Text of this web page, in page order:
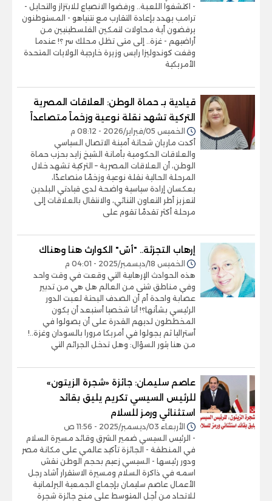
- اكتشفوا اللعبة.. ورفضوا الانصياع للابتزاز والتحايل -
ترامب يهدد بإعادة التقارب مع نتنياهو - المستوطنون
يرفضون أية محاولات لتمكين الفلسطينيين من
أراضيهم - غزة.. إلى متى تظل محلك سر ؟! عندما
وقفت كوندوليزا رايس وزيرة خارجية الولايات المتحدة
الأمريكية
قيادية بـ حماة الوطن: العلاقات المصرية
التركية تشهد نقلة نوعية وزخماً متصاعداً
الخميس 05/فبراير/2026 - 08:12 م
أكدت ماريان شحاتة أمينة الاتصال السياسي
والعلاقات الحكومية بأمانة الشيخ زايد بحزب حماة
الوطن، أن العلاقات المصرية – التركية تشهد خلال
المرحلة الحالية نقلة نوعية وزخمًا متصاعدًا،
يعكسان إرادة سياسية واضحة لدى قيادتي البلدين
لتعزيز أطر التعاون الثنائي، والانتقال بالعلاقات إلى
مرحلة أكثر تقدمًا تقوم على
إرهاب التجزئة.. "أسّ" الكوارث هنا وهناك
الخميس 18/ديسمبر/2025 - 04:01 م
هذه الحوادث الإرهابية التي وقعت في وقت واحد
وفي مناطق شتى من العالم هل هي من تدبير
عصابة واحدة أم أن الصدف البحتة لعبت الدور
الرئيسي بشأنها؟! أنا شخصيا أستبعد أن يكون
المخططون لديهم القدرة على أن يصولوا في
أستراليا ثم يجولوا في أمريكا مرورا بالسودان وغزة..!
من هنا يثور السؤال: وهل تدخل الجرائم التي
عاصم سليمان: جائزة «شجرة الزيتون»
للرئيس السيسي تكريم يليق بقائد
استثنائي ورمز للسلام
الأربعاء 03/ديسمبر/2025 - 11:56 ص
- الرئيس السيسي ضمير الشرق وقائد مسيرة السلام
في المنطقة - الجائزة تأكيد عالمي على مكانة مصر
ودور رئيسها - السيسي زعيم بحجم الوطن نقش
اسمه في ذاكرة السلام ومسيرة الاستقرار أشاد رجل
الأعمال عاصم سليمان بإجماع الجمعية البرلمانية
للاتحاد من أجل المتوسط على منح جائزة شجرة